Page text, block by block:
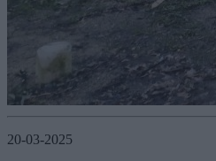
20-03-2025